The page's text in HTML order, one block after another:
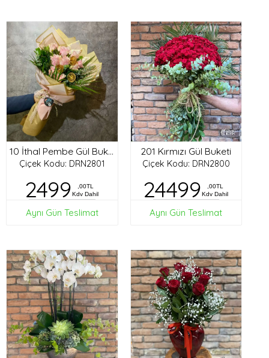
10 İthal Pembe Gül Buketi
Çiçek Kodu: DRN2801
2499
,00TL
Kdv Dahil
Aynı Gün Teslimat
201 Kırmızı Gül Buketi
Çiçek Kodu: DRN2800
24499
,00TL
Kdv Dahil
Aynı Gün Teslimat